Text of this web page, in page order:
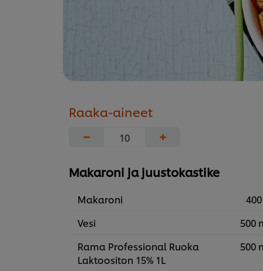
Raaka-aineet
−
+
Makaroni ja juustokastike
Makaroni
Vesi
500
Rama Professional Ruoka
Laktoositon 15% 1L
500